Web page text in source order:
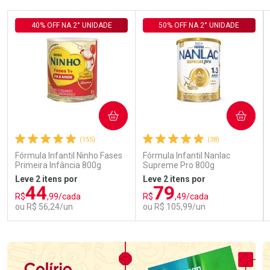
(155)
Fórmula Infantil Ninho Fases
Primeira Infância 800g
40% OFF NA 2° UNIDADE
Leve 2 itens por
R$44,99/cada
ou R$ 56,24/un
COMPRAR
(38)
Fórmula Infantil Nanlac
Supreme Pro 800g
50% OFF NA 2° UNIDADE
Leve 2 itens por
R$79,49/cada
ou R$ 105,99/un
COMPRAR
Laboratório
Por Menos